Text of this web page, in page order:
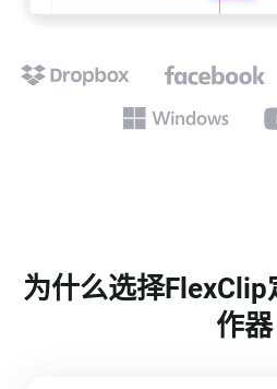
为什么选择FlexClip
作器